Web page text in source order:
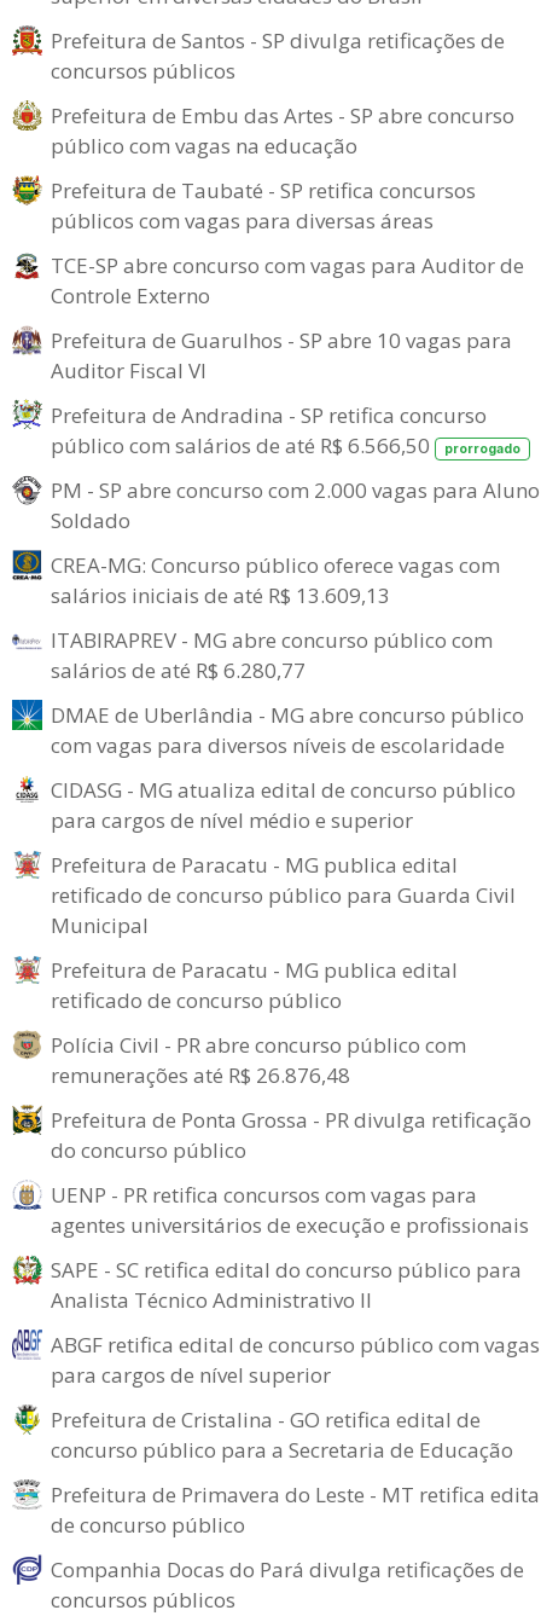
Prefeitura de Santos - SP divulga retificações de
concursos públicos
Prefeitura de Embu das Artes - SP abre concurso
público com vagas na educação
Prefeitura de Taubaté - SP retifica concursos
públicos com vagas para diversas áreas
TCE-SP abre concurso com vagas para Auditor de
Controle Externo
Prefeitura de Guarulhos - SP abre 10 vagas para
Auditor Fiscal VI
Prefeitura de Andradina - SP retifica concurso
público com salários de até R$ 6.566,50
prorrogado
PM - SP abre concurso com 2.000 vagas para
Soldado
CREA-MG: Concurso público oferece vagas com
salários iniciais de até R$ 13.609,13
ITABIRAPREV - MG abre concurso público com
salários de até R$ 6.280,77
DMAE de Uberlândia - MG abre concurso público
com vagas para diversos níveis de escolaridade
CIDASG - MG atualiza edital de concurso público
para cargos de nível médio e superior
Prefeitura de Paracatu - MG publica edital
retificado de concurso público para Guarda Civil
Municipal
Prefeitura de Paracatu - MG publica edital
retificado de concurso público
Polícia Civil - PR abre concurso público com
remunerações até R$ 26.876,48
Prefeitura de Ponta Grossa - PR divulga retificação
do concurso público
UENP - PR retifica concursos com vagas para
agentes universitários de execução e profissionais
SAPE - SC retifica edital do concurso público para
Analista Técnico Administrativo II
ABGF retifica edital de concurso público com vagas
para cargos de nível superior
Prefeitura de Cristalina - GO retifica edital de
concurso público para a Secretaria de Educação
Prefeitura de Primavera do Leste - MT retifica
de concurso público
Companhia Docas do Pará divulga retificações de
concursos públicos